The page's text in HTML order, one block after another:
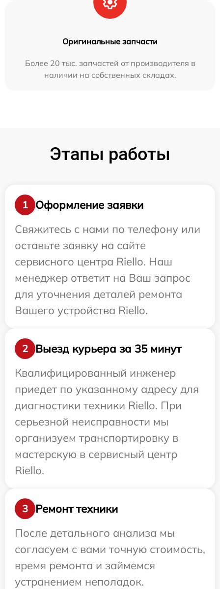
Оригинальные запчасти
Более 20 тыс. запчастей от производителя в
наличии на собственных складах.
Этапы работы
1
Оформление заявки
Свяжитесь с нами по телефону или
оставьте заявку на сайте
сервисного центра Riello. Наш
менеджер ответит на Ваш запрос
для уточнения деталей ремонта
Вашего устройства Riello.
2
Выезд курьера за 35 минут
Квалифицированный инженер
приедет по указанному адресу для
диагностики техники Riello. При
серьезной неисправности мы
организуем транспортировку в
мастерскую в сервисный центр
Riello.
3
Ремонт техники
После детального анализа мы
согласуем с вами точную стоимость,
время ремонта и займемся
устранением неполадок.